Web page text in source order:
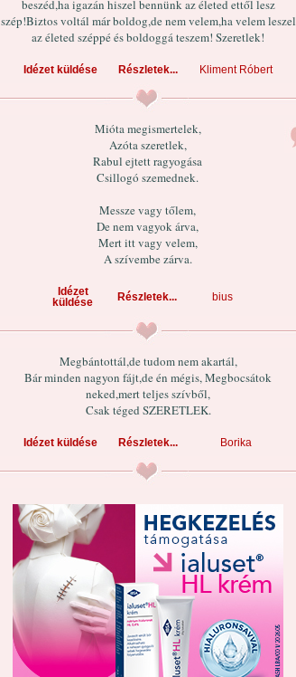
beszéd,ha igazán hiszel bennünk az életed ettől lesz
szép!Biztos voltál már boldog,de nem velem,ha velem leszel
az életed széppé és boldoggá teszem! Szeretlek!
Idézet küldése Részletek... Kliment Róbert
Mióta megismertelek,
Azóta szeretlek,
Rabul ejtett ragyogása
Csillogó szemednek.
Messze vagy tőlem,
De nem vagyok árva,
Mert itt vagy velem,
A szívembe zárva.
Idézet
küldése
Részletek... bius
Megbántottál,de tudom nem akartál,
Bár minden nagyon fájt,de én mégis, Megbocsátok
neked,mert teljes szívből,
Csak téged SZERETLEK.
Idézet küldése Részletek... Borika